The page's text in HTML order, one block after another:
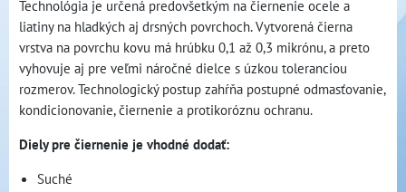
Technológia je určená predovšetkým na čiernenie ocele a
liatiny na hladkých aj drsných povrchoch. Vytvorená čierna
vrstva na povrchu kovu má hrúbku 0,1 až 0,3 mikrónu, a preto
vyhovuje aj pre veľmi náročné dielce s úzkou toleranciou
rozmerov. Technologický postup zahŕňa postupné odmasťovanie,
kondicionovanie, čiernenie a protikoróznu ochranu.
Diely pre čiernenie je vhodné dodať:
Suché